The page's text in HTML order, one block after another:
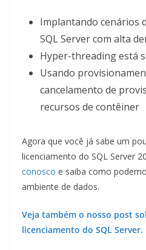
Implantando cenários
SQL Server com alta
Hyper-threading está
Usando
cancelamento de
recursos de contêiner
Agora que você já sabe um
licenciamento do SQL Server
conosco e saiba como
ambiente de dados.
Veja também o nosso post
licenciamento do SQL Server.